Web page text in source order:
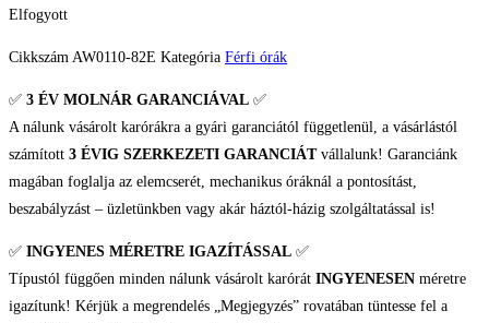
Elfogyott
Cikkszám AW0110-82E Kategória Férfi órák
✅ 3 ÉV MOLNÁR GARANCIÁVAL ✅
A nálunk vásárolt karórákra a gyári garanciától függetlenül, a vásárlástól
számított 3 ÉVIG SZERKEZETI GARANCIÁTvállalunk! Garanciánk
magában foglalja az elemcserét, mechanikus óráknál a pontosítást,
beszabályzást – üzletünkben vagy akár háztól-házig szolgáltatással is!
✅ INGYENES MÉRETRE IGAZÍTÁSSAL ✅
Típustól függően minden nálunk vásárolt karórát INGYENESEN méretre
igazítunk! Kérjük a megrendelés „Megjegyzés” rovatában tüntesse fel a